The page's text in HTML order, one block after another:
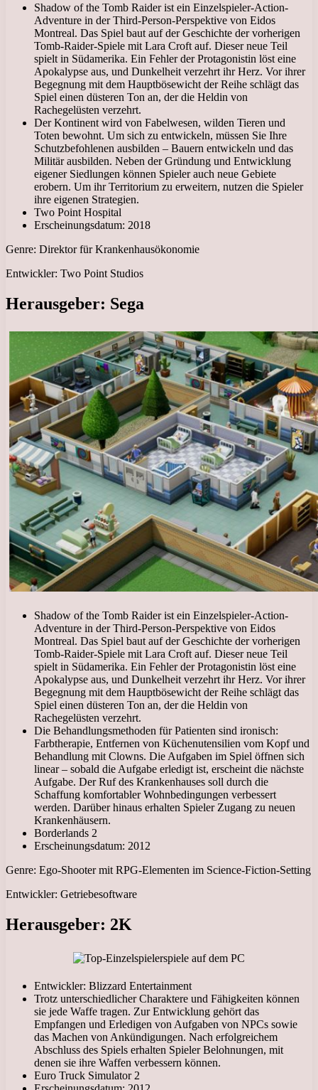
Shadow of the Tomb Raider ist ein Einzelspieler-Action-
Adventure in der Third-Person-Perspektive von Eidos
Montreal. Das Spiel baut auf der Geschichte der vorherigen
Tomb-Raider-Spiele mit Lara Croft auf. Dieser neue Teil
spielt in Südamerika. Ein Fehler der Protagonistin löst eine
Apokalypse aus, und Dunkelheit verzehrt ihr Herz. Vor ihrer
Begegnung mit dem Hauptbösewicht der Reihe schlägt das
Spiel einen düsteren Ton an, der die Heldin von
Rachegelüsten verzehrt.
Der Kontinent wird von Fabelwesen, wilden Tieren und
Toten bewohnt. Um sich zu entwickeln, müssen Sie Ihre
Schutzbefohlenen ausbilden – Bauern entwickeln und das
Militär ausbilden. Neben der Gründung und Entwicklung
eigener Siedlungen können Spieler auch neue Gebiete
erobern. Um ihr Territorium zu erweitern, nutzen die Spieler
ihre eigenen Strategien.
Two Point Hospital
Erscheinungsdatum: 2018
Genre: Direktor für Krankenhausökonomie
Entwickler: Two Point Studios
Herausgeber: Sega
Shadow of the Tomb Raider ist ein Einzelspieler-Action-
Adventure in der Third-Person-Perspektive von Eidos
Montreal. Das Spiel baut auf der Geschichte der vorherigen
Tomb-Raider-Spiele mit Lara Croft auf. Dieser neue Teil
spielt in Südamerika. Ein Fehler der Protagonistin löst eine
Apokalypse aus, und Dunkelheit verzehrt ihr Herz. Vor ihrer
Begegnung mit dem Hauptbösewicht der Reihe schlägt das
Spiel einen düsteren Ton an, der die Heldin von
Rachegelüsten verzehrt.
Die Behandlungsmethoden für Patienten sind ironisch:
Farbtherapie, Entfernen von Küchenutensilien vom Kopf und
Behandlung mit Clowns. Die Aufgaben im Spiel öffnen sich
linear – sobald die Aufgabe erledigt ist, erscheint die nächste
Aufgabe. Der Ruf des Krankenhauses soll durch die
Schaffung komfortabler Wohnbedingungen verbessert
werden. Darüber hinaus erhalten Spieler Zugang zu neuen
Krankenhäusern.
Borderlands 2
Erscheinungsdatum: 2012
Genre: Ego-Shooter mit RPG-Elementen im Science-Fiction-Setting
Entwickler: Getriebesoftware
Herausgeber: 2K
Entwickler: Blizzard Entertainment
Trotz unterschiedlicher Charaktere und Fähigkeiten können
sie jede Waffe tragen. Zur Entwicklung gehört das
Empfangen und Erledigen von Aufgaben von NPCs sowie
das Machen von Ankündigungen. Nach erfolgreichem
Abschluss des Spiels erhalten Spieler Belohnungen, mit
denen sie ihre Waffen verbessern können.
Euro Truck Simulator 2